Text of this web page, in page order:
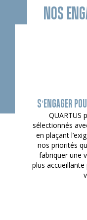
NOS
S’ENGAGER
QUARTUS
sélectionnés
en plaçant
nos priorités
fabriquer une
plus